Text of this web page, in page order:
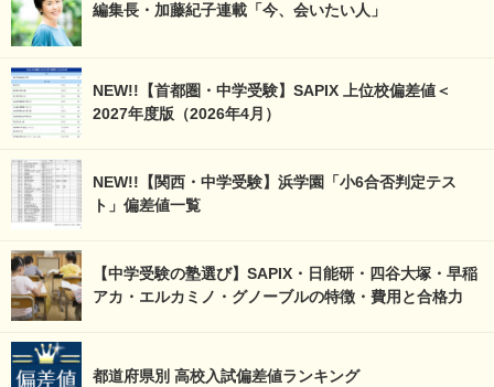
編集長・加藤紀子連載「今、会いたい人」
NEW!!【首都圏・中学受験】SAPIX 上位校偏差値＜
2027年度版（2026年4月）
NEW!!【関西・中学受験】浜学園「小6合否判定テス
ト」偏差値一覧
【中学受験の塾選び】SAPIX・日能研・四谷大塚・早稲
アカ・エルカミノ・グノーブルの特徴・費用と合格力
都道府県別 高校入試偏差値ランキング